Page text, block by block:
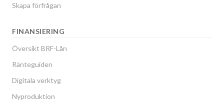
Skapa förfrågan
FINANSIERING
Översikt BRF-Lån
Ränteguiden
Digitala verktyg
Nyproduktion